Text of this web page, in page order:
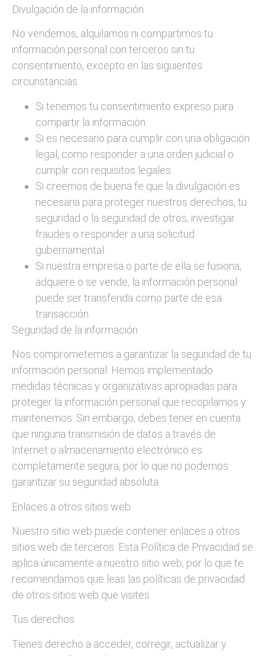
Divulgación de la información
No vendemos, alquilamos ni compartimos tu
información personal con terceros sin tu
consentimiento, excepto en las siguientes
circunstancias:
Si tenemos tu consentimiento expreso para
compartir la información.
Si es necesario para cumplir con una obligación
legal, como responder a una orden judicial o
cumplir con requisitos legales.
Si creemos de buena fe que la divulgación es
necesaria para proteger nuestros derechos, tu
seguridad o la seguridad de otros, investigar
fraudes o responder a una solicitud
gubernamental.
Si nuestra empresa o parte de ella se fusiona,
adquiere o se vende, la información personal
puede ser transferida como parte de esa
transacción.
Seguridad de la información
Nos comprometemos a garantizar la seguridad de tu
información personal. Hemos implementado
medidas técnicas y organizativas apropiadas para
proteger la información personal que recopilamos y
mantenemos. Sin embargo, debes tener en cuenta
que ninguna transmisión de datos a través de
Internet o almacenamiento electrónico es
completamente segura, por lo que no podemos
garantizar su seguridad absoluta.
Enlaces a otros sitios web
Nuestro sitio web puede contener enlaces a otros
sitios web de terceros. Esta Política de Privacidad se
aplica únicamente a nuestro sitio web, por lo que te
recomendamos que leas las políticas de privacidad
de otros sitios web que visites.
Tus derechos
Tienes derecho a acceder, corregir, actualizar y